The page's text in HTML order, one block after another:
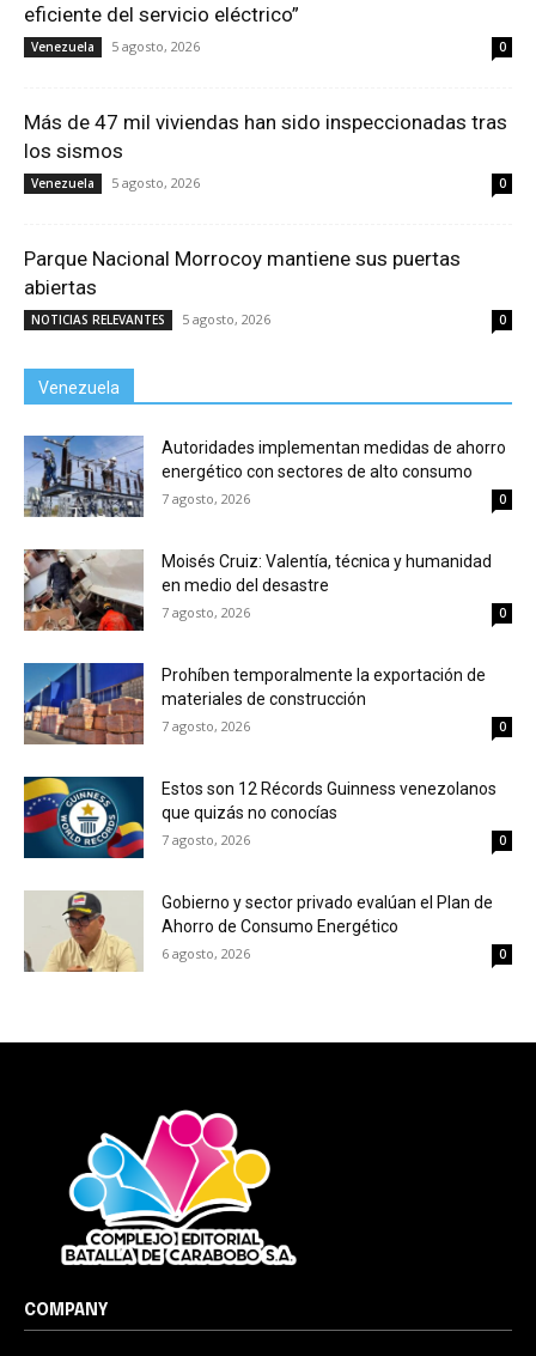
eficiente del servicio eléctrico”
Venezuela 5 agosto, 2026 0
Más de 47 mil viviendas han sido inspeccionadas tras
los sismos
Venezuela 5 agosto, 2026 0
Parque Nacional Morrocoy mantiene sus puertas
abiertas
NOTICIAS RELEVANTES 5 agosto, 2026 0
Venezuela
Autoridades implementan medidas de ahorro
energético con sectores de alto consumo
7 agosto, 2026 0
Moisés Cruiz: Valentía, técnica y humanidad
en medio del desastre
7 agosto, 2026 0
Prohíben temporalmente la exportación de
materiales de construcción
7 agosto, 2026 0
Estos son 12 Récords Guinness venezolanos
que quizás no conocías
7 agosto, 2026 0
Gobierno y sector privado evalúan el Plan de
Ahorro de Consumo Energético
6 agosto, 2026 0
COMPANY